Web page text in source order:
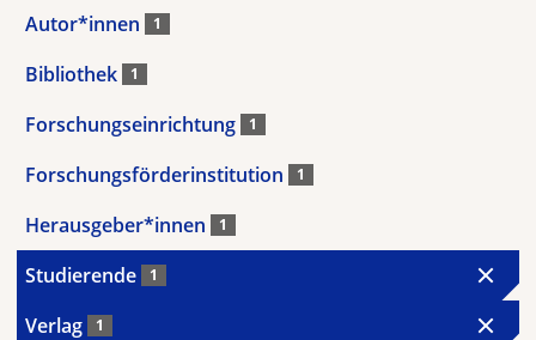
Autor*innen 1
Bibliothek 1
Forschungseinrichtung 1
Forschungsförderinstitution 1
Herausgeber*innen 1
Studierende 1
Verlag 1